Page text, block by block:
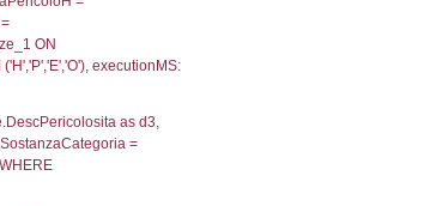
INNER JOIN
executionMS: